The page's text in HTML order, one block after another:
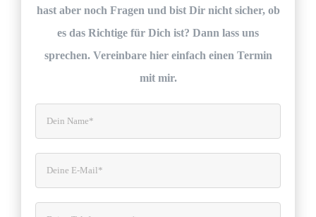
hast aber noch Fragen und bist Dir nicht sicher, ob
es das Richtige für Dich ist? Dann lass uns
sprechen. Vereinbare hier einfach einen Termin
mit mir.